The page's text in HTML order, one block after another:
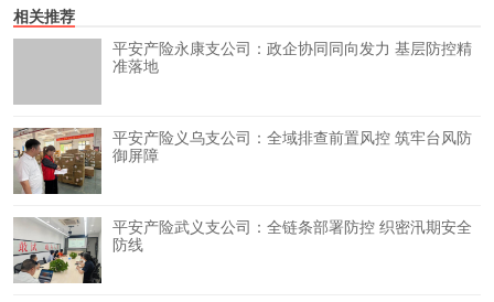
相关推荐
平安产险永康支公司：政企协同同向发力 基层防控精
准落地
平安产险义乌支公司：全域排查前置风控 筑牢台风防
御屏障
平安产险武义支公司：全链条部署防控 织密汛期安全
防线